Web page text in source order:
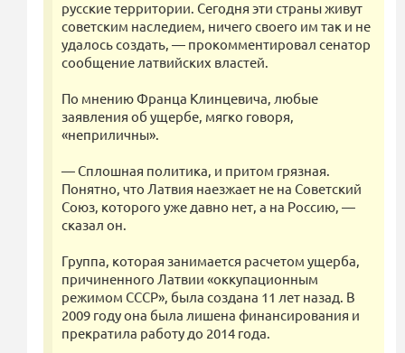
русские территории. Сегодня эти страны живут
советским наследием, ничего своего им так и не
удалось создать, — прокомментировал сенатор
сообщение латвийских властей.
По мнению Франца Клинцевича, любые
заявления об ущербе, мягко говоря,
«неприличны».
— Сплошная политика, и притом грязная.
Понятно, что Латвия наезжает не на Советский
Союз, которого уже давно нет, а на Россию, —
сказал он.
Группа, которая занимается расчетом ущерба,
причиненного Латвии «оккупационным
режимом СССР», была создана 11 лет назад. В
2009 году она была лишена финансирования и
прекратила работу до 2014 года.